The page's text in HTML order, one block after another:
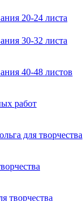
20-24 листа
30-32 листа
40-48 листов
работ
для творчества
творчества